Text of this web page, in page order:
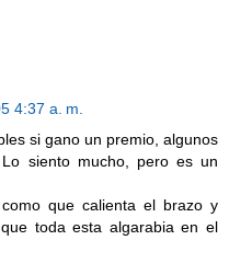
4:37 a. m.
si gano un premio, algunos
siento mucho, pero es un
que calienta el brazo y
toda esta algarabia en el